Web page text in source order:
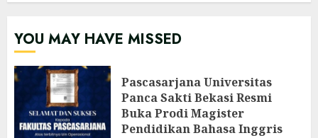
YOU MAY HAVE MISSED
Pascasarjana Universitas
Panca Sakti Bekasi Resmi
Buka Prodi Magister
Pendidikan Bahasa Inggris